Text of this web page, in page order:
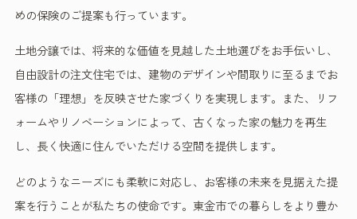
めの保険のご提案も行っています。
土地分譲では、将来的な価値を見越した土地選びをお手伝いし、
自由設計の注文住宅では、建物のデザインや間取りに至るまでお
客様の「理想」を反映させた家づくりを実現します。また、リフ
ォームやリノベーションによって、古くなった家の魅力を再生
し、長く快適に住んでいただける空間を提供します。
どのようなニーズにも柔軟に対応し、お客様の未来を見据えた提
案を行うことが私たちの使命です。東金市での暮らしをより豊か